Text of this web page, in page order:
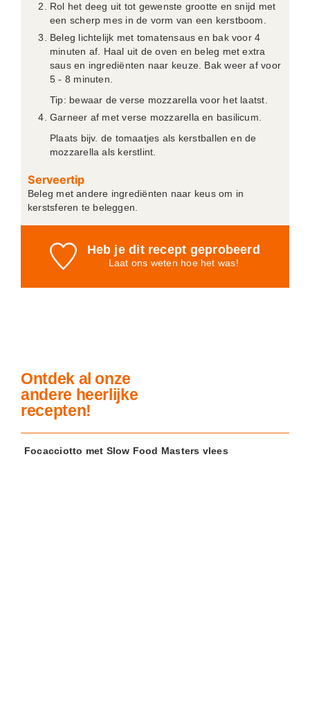
Rol het deeg uit tot gewenste grootte en snijd met
een scherp mes in de vorm van een kerstboom.
Beleg lichtelijk met tomatensaus en bak voor 4
minuten af. Haal uit de oven en beleg met extra
saus en ingrediënten naar keuze. Bak weer af voor
5 - 8 minuten.
Tip: bewaar de verse mozzarella voor het laatst.
Garneer af met verse mozzarella en basilicum.
Plaats bijv. de tomaatjes als kerstballen en de
mozzarella als kerstlint.
Serveertip
Beleg met andere ingrediënten naar keus om in
kerstsferen te beleggen.
Heb je dit recept geprobeerd
Laat ons weten hoe het was!
Ontdek al onze
andere heerlijke
recepten!
Focacciotto met Slow Food Masters vlees